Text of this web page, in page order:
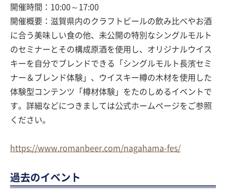
開催時間：10:00～17:00
開催概要：滋賀県内のクラフトビールの飲み比べやお酒
に合う美味しい食の他、未公開の特別なシングルモルト
のセミナーとその構成原酒を使用し、オリジナルウイス
キーを自分でブレンドできる「シングルモルト長濱セミ
ナー＆ブレンド体験」、ウイスキー樽の木材を使用した
体験型コンテンツ「樽材体験」をたのしめるイベントで
す。詳細などにつきましては公式ホームページをご参照
ください。
https://www.romanbeer.com/nagahama-fes/
過去のイベント